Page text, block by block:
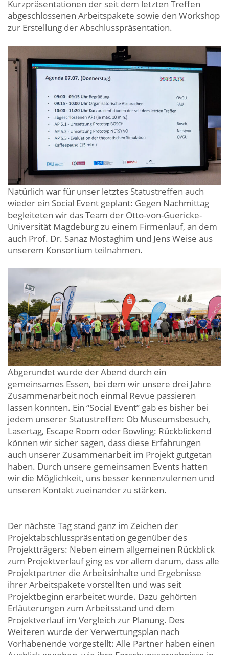
Kurzpräsentationen der seit dem letzten Treffen
abgeschlossenen Arbeitspakete sowie den Workshop
zur Erstellung der Abschlusspräsentation.
Natürlich war für unser letztes Statustreffen auch
wieder ein Social Event geplant: Gegen Nachmittag
begleiteten wir das Team der Otto-von-Guericke-
Universität Magdeburg zu einem Firmenlauf, an dem
auch Prof. Dr. Sanaz Mostaghim und Jens Weise aus
unserem Konsortium teilnahmen.
Abgerundet wurde der Abend durch ein
gemeinsames Essen, bei dem wir unsere drei Jahre
Zusammenarbeit noch einmal Revue passieren
lassen konnten. Ein “Social Event” gab es bisher bei
jedem unserer Statustreffen: Ob Museumsbesuch,
Lasertag, Escape Room oder Bowling: Rückblickend
können wir sicher sagen, dass diese Erfahrungen
auch unserer Zusammenarbeit im Projekt gutgetan
haben. Durch unsere gemeinsamen Events hatten
wir die Möglichkeit, uns besser kennenzulernen und
unseren Kontakt zueinander zu stärken.
Der nächste Tag stand ganz im Zeichen der
Projektabschlusspräsentation gegenüber des
Projektträgers: Neben einem allgemeinen Rückblick
zum Projektverlauf ging es vor allem darum, dass alle
Projektpartner die Arbeitsinhalte und Ergebnisse
ihrer Arbeitspakete vorstellten und was seit
Projektbeginn erarbeitet wurde. Dazu gehörten
Erläuterungen zum Arbeitsstand und dem
Projektverlauf im Vergleich zur Planung. Des
Weiteren wurde der Verwertungsplan nach
Vorhabenende vorgestellt: Alle Partner haben einen